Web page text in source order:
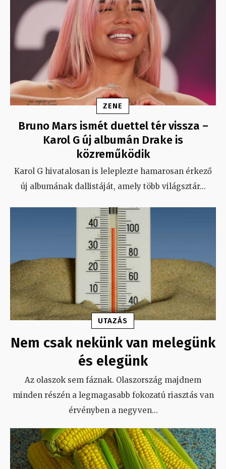
ZENE
Bruno Mars ismét duettel tér vissza –
Karol G új albumán Drake is
közreműködik
Karol G hivatalosan is leleplezte hamarosan érkező
új albumának dallistáját, amely több világsztár...
UTAZÁS
Nem csak nekünk van melegünk
és elegünk
Az olaszok sem fáznak. Olaszország majdnem
minden részén a legmagasabb fokozatú riasztás van
érvényben a negyven...